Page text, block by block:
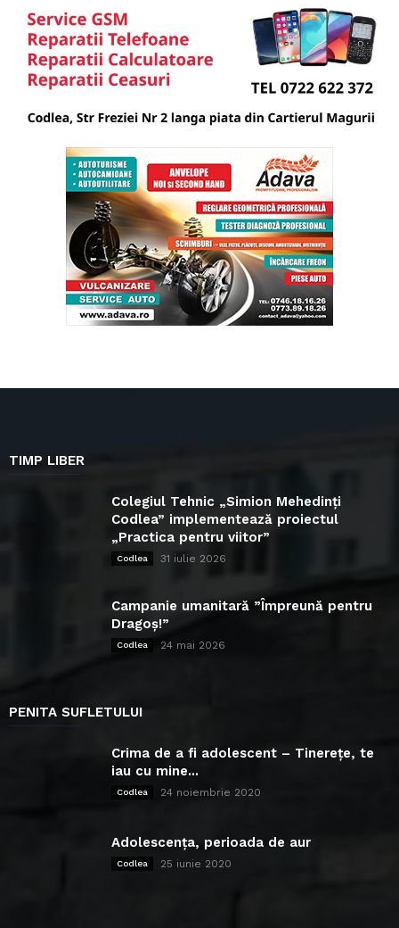
TIMP LIBER
Colegiul Tehnic „Simion Mehedinți
Codlea” implementează proiectul
„Practica pentru viitor”
Codlea 31 iulie 2026
Campanie umanitară ”Împreună pentru
Dragoș!”
Codlea 24 mai 2026
PENITA SUFLETULUI
Crima de a fi adolescent – Tinerețe, te
iau cu mine...
Codlea 24 noiembrie 2020
Adolescența, perioada de aur
Codlea 25 iunie 2020